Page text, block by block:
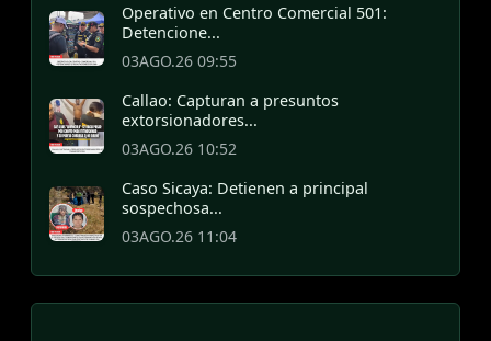
Operativo en Centro Comercial 501:
Detencione...
03AGO.26 09:55
Callao: Capturan a presuntos
extorsionadores...
03AGO.26 10:52
Caso Sicaya: Detienen a principal
sospechosa...
03AGO.26 11:04